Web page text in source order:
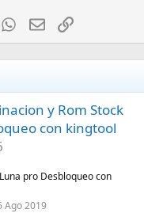
WhatsApp
EmailEnlace
y Rom Stock
con kingtool
pro Desbloqueo con
Ago 2019